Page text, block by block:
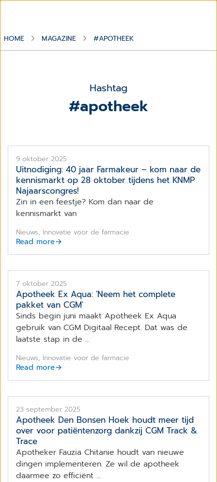
HOME MAGAZINE #APOTHEEK
Hashtag
#apotheek
9 oktober 2025
Uitnodiging: 40 jaar Farmakeur – kom naar de
kennismarkt op 28 oktober tijdens het KNMP
Najaarscongres!
Zin in een feestje? Kom dan naar de
kennismarkt van
Nieuws, Innovatie voor de farmacie
Read more
7 oktober 2025
Apotheek Ex Aqua: 'Neem het complete
pakket van CGM'
Sinds begin juni maakt Apotheek Ex Aqua
gebruik van CGM Digitaal Recept. Dat was de
laatste stap in de ...
Nieuws, Innovatie voor de farmacie
Read more
23 september 2025
Apotheek Den Bonsen Hoek houdt meer tijd
over voor patiëntenzorg dankzij CGM Track &
Trace
Apotheker Fauzia Chitanie houdt van nieuwe
dingen implementeren. Ze wil de apotheek
daarmee zo efficiënt ...